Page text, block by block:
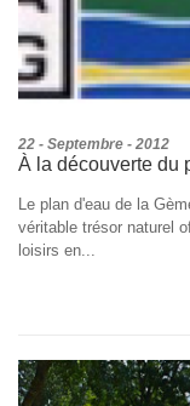
22 - Septembre - 2012
À la découverte du
Le plan d'eau de la
véritable trésor naturel
loisirs en...